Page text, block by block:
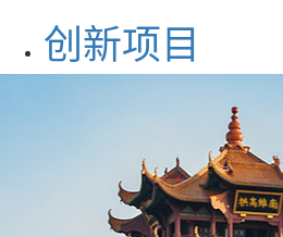
创新项目